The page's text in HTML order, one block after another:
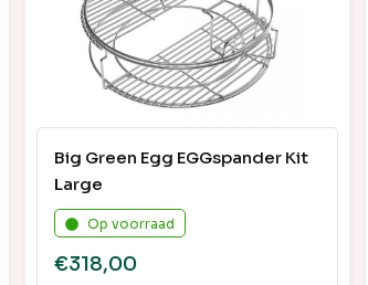
Big Green Egg EGGspander Kit
Large
Op voorraad
€318,00